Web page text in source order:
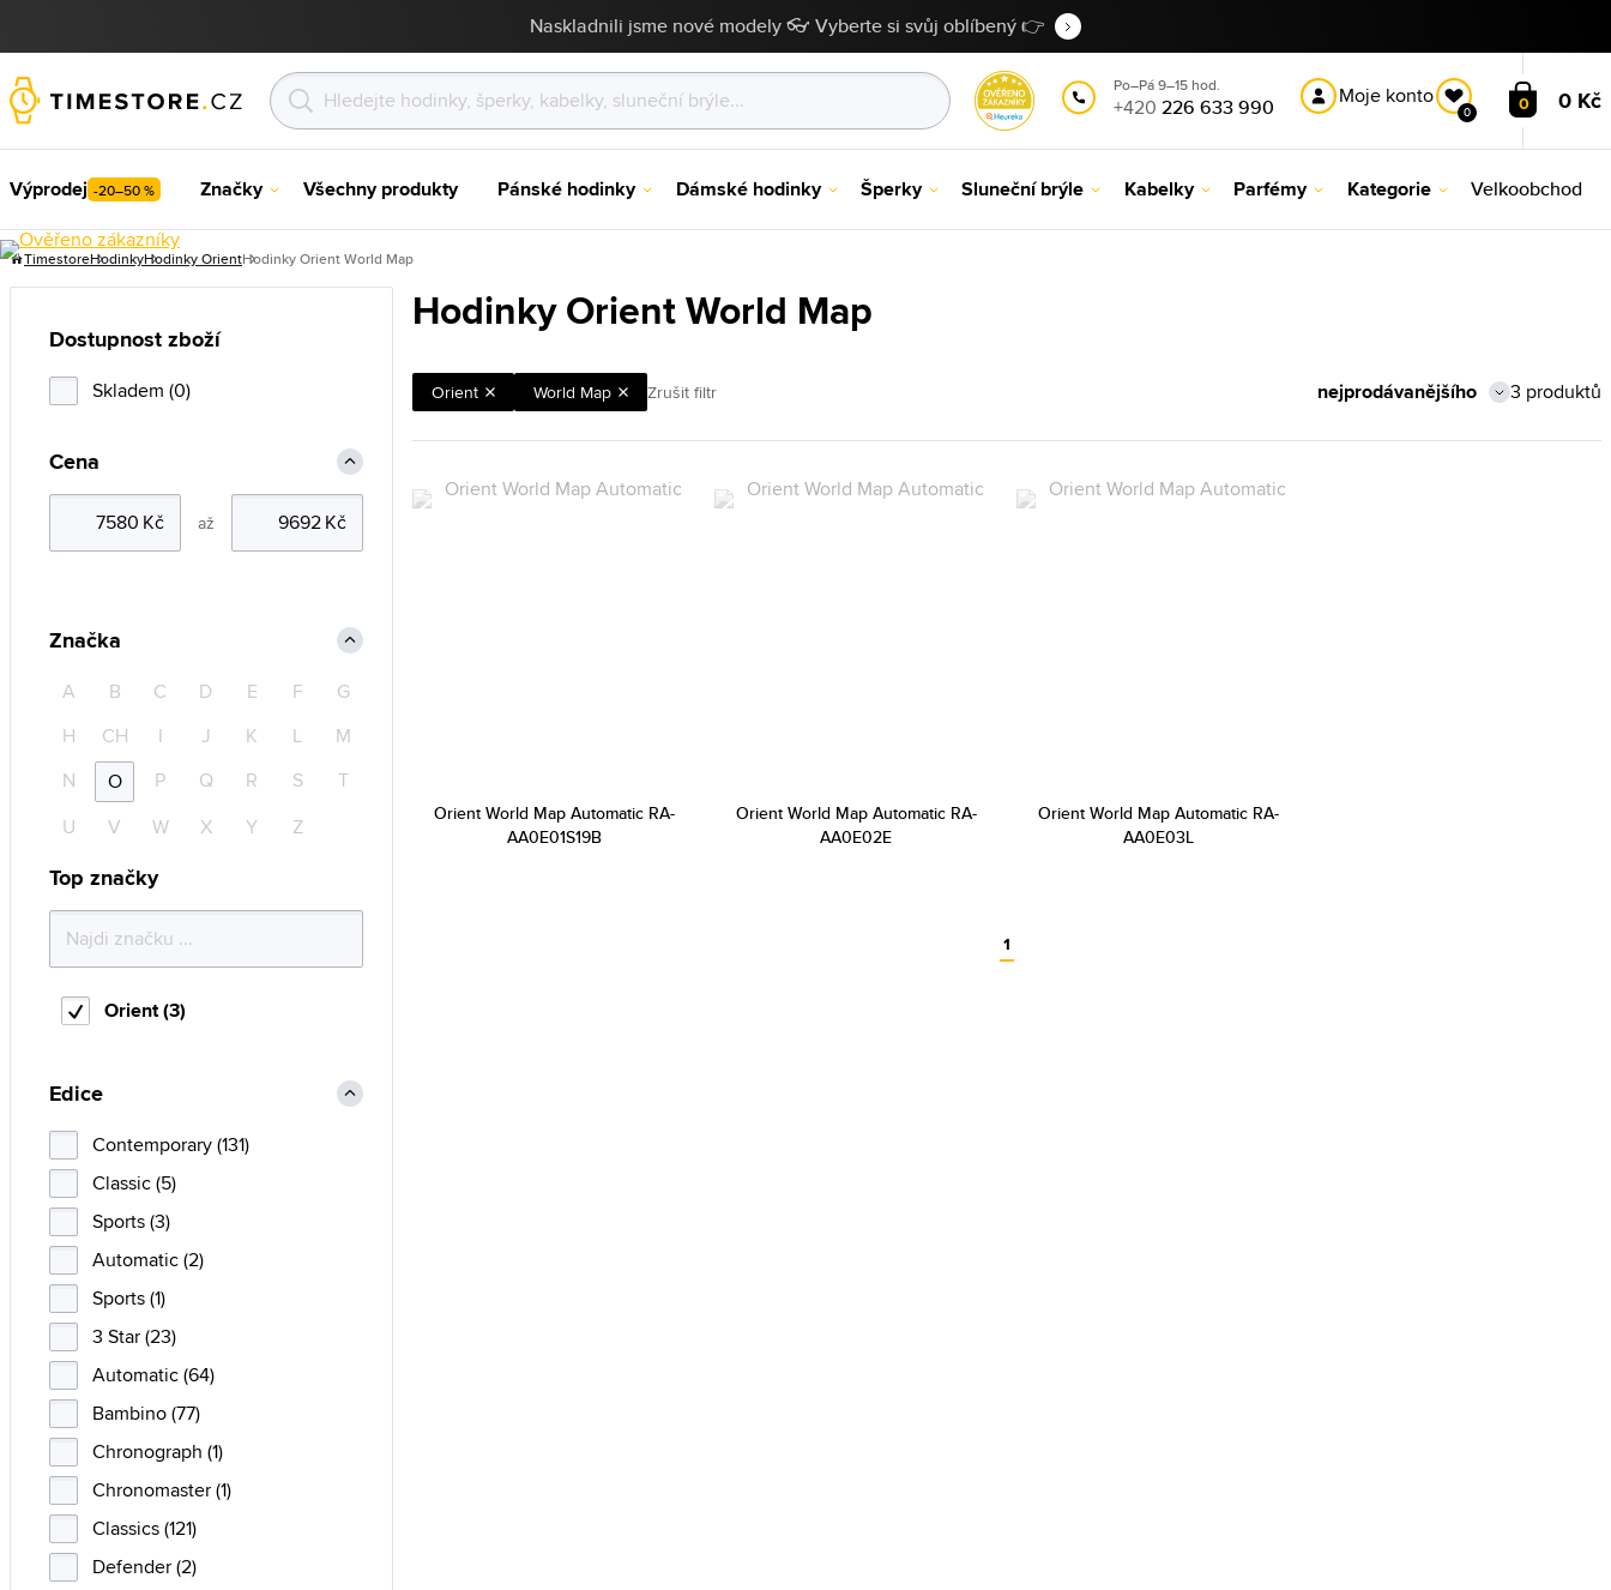
Naskladnili jsme nové modely 👓 Vyberte si svůj oblíbený 👉
Po–Pá 9–15 hod.
+420 226 633 990 Moje konto
0 0 0 Kč
Výprodej -20–50 % Značky Všechny produkty Pánské hodinky Dámské hodinky Šperky Sluneční brýle Kabelky Parfémy Kategorie Velkoobchod
TimestoreHodinkyHodinky OrientHodinky Orient World Map
Hodinky Orient World Map
Orient World Map Zrušit filtr 3 produktů
Orient World Map Automatic RA-
AA0E01S19B
Orient World Map Automatic RA-
AA0E02E
Orient World Map Automatic RA-
AA0E03L
1
Dostupnost zboží
Skladem (0)
Cena
až
Značka
A B C D E F
G
H
CH I J K L
M
N
O P Q R S
T
U
V W X Y Z
Top značky
Orient (3)
Edice
Contemporary (131)
Classic (5)
Sports (3)
Automatic (2)
Sports (1)
3 Star (23)
Automatic (64)
Bambino (77)
Chronograph (1)
Chronomaster (1)
Classics (121)
Defender (2)